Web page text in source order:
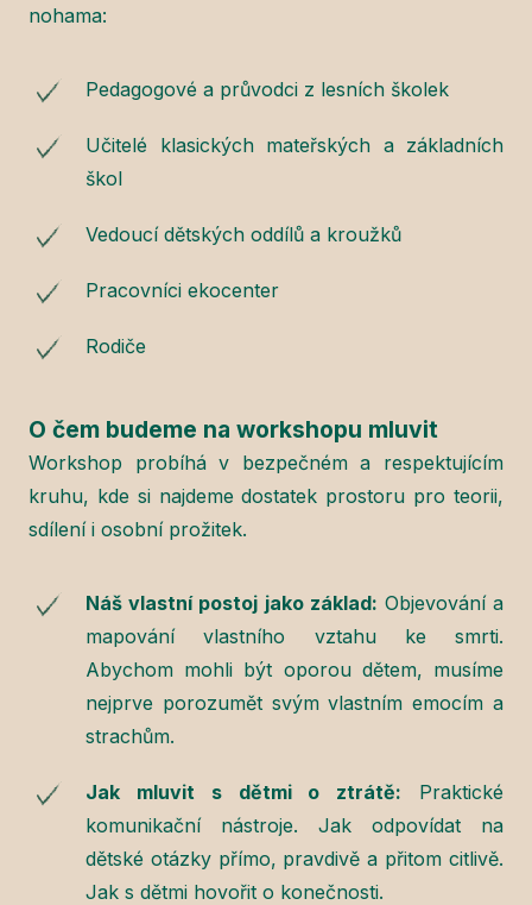
nohama:
Pedagogové a průvodci z lesních školek
Učitelé klasických mateřských a základních
škol
Vedoucí dětských oddílů a kroužků
Pracovníci ekocenter
Rodiče
O čem budeme na workshopu mluvit
Workshop probíhá v bezpečném a respektujícím
kruhu, kde si najdeme dostatek prostoru pro teorii,
sdílení i osobní prožitek.
Náš vlastní postoj jako základ: Objevování a
mapování vlastního vztahu ke smrti.
Abychom mohli být oporou dětem, musíme
nejprve porozumět svým vlastním emocím a
strachům.
Jak mluvit s dětmi o ztrátě: Praktické
komunikační nástroje. Jak odpovídat na
dětské otázky přímo, pravdivě a přitom citlivě.
Jak s dětmi hovořit o konečnosti.